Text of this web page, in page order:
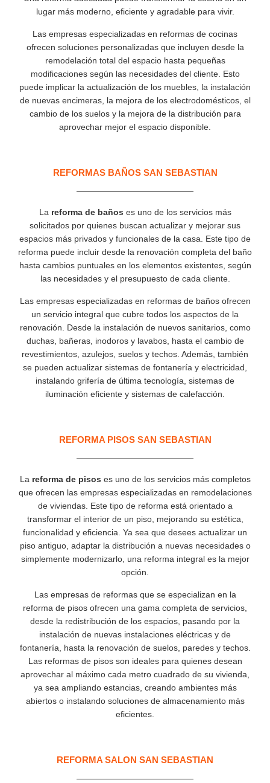
lugar más moderno, eficiente y agradable para vivir.
Las empresas especializadas en reformas de cocinas
ofrecen soluciones personalizadas que incluyen desde la
remodelación total del espacio hasta pequeñas
modificaciones según las necesidades del cliente. Esto
puede implicar la actualización de los muebles, la instalación
de nuevas encimeras, la mejora de los electrodomésticos, el
cambio de los suelos y la mejora de la distribución para
aprovechar mejor el espacio disponible.
REFORMAS BAÑOS SAN SEBASTIAN
La reforma de baños es uno de los servicios más
solicitados por quienes buscan actualizar y mejorar sus
espacios más privados y funcionales de la casa. Este tipo de
reforma puede incluir desde la renovación completa del baño
hasta cambios puntuales en los elementos existentes, según
las necesidades y el presupuesto de cada cliente.
Las empresas especializadas en reformas de baños ofrecen
un servicio integral que cubre todos los aspectos de la
renovación. Desde la instalación de nuevos sanitarios, como
duchas, bañeras, inodoros y lavabos, hasta el cambio de
revestimientos, azulejos, suelos y techos. Además, también
se pueden actualizar sistemas de fontanería y electricidad,
instalando grifería de última tecnología, sistemas de
iluminación eficiente y sistemas de calefacción.
REFORMA PISOS SAN SEBASTIAN
La reforma de pisos es uno de los servicios más completos
que ofrecen las empresas especializadas en remodelaciones
de viviendas. Este tipo de reforma está orientado a
transformar el interior de un piso, mejorando su estética,
funcionalidad y eficiencia. Ya sea que desees actualizar un
piso antiguo, adaptar la distribución a nuevas necesidades o
simplemente modernizarlo, una reforma integral es la mejor
opción.
Las empresas de reformas que se especializan en la
reforma de pisos ofrecen una gama completa de servicios,
desde la redistribución de los espacios, pasando por la
instalación de nuevas instalaciones eléctricas y de
fontanería, hasta la renovación de suelos, paredes y techos.
Las reformas de pisos son ideales para quienes desean
aprovechar al máximo cada metro cuadrado de su vivienda,
ya sea ampliando estancias, creando ambientes más
abiertos o instalando soluciones de almacenamiento más
eficientes.
REFORMA SALON SAN SEBASTIAN